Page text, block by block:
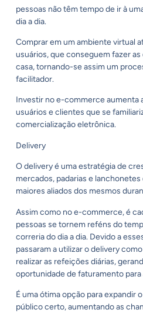
pessoas não têm tempo de ir à
dia a dia.
Comprar em um ambiente virtual
usuários, que conseguem fazer
casa, tornando-se assim um
facilitador.
Investir no e-commerce aumenta
usuários e clientes que se
comercialização eletrônica.
Delivery
O delivery é uma estratégia de
mercados, padarias e
maiores aliados dos mesmos
Assim como no e-commerce, é
pessoas se tornem reféns do
correria do dia a dia. Devido a
passaram a utilizar o delivery
realizar as refeições diárias,
oportunidade de faturamento
É uma ótima opção para expandir
público certo, aumentando as